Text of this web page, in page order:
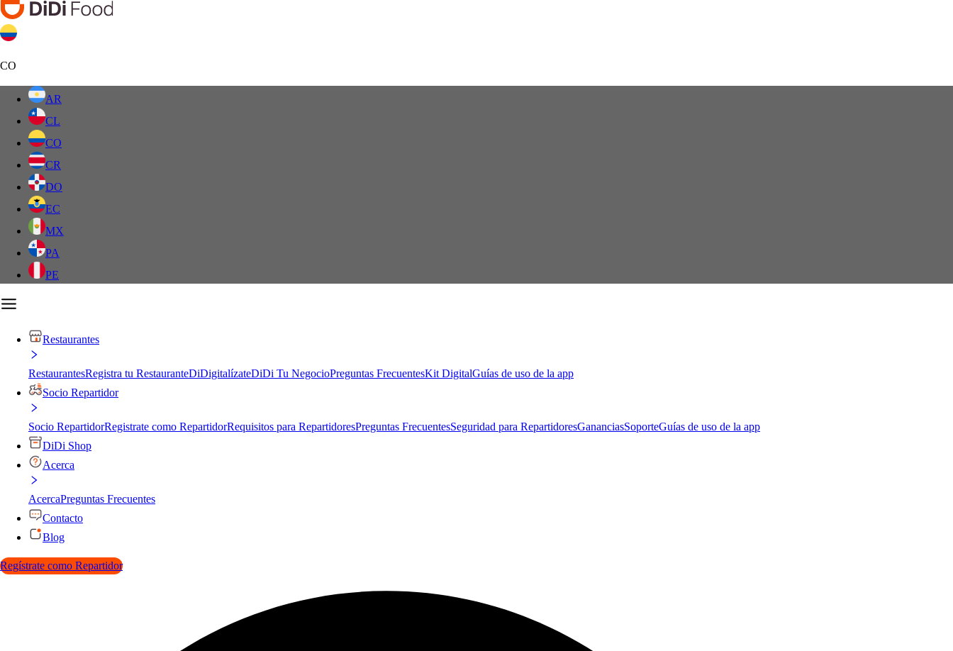
CO
AR
CL
CO
CR
DO
EC
MX
PA
PE
Restaurantes
RestaurantesRegistra tu RestauranteDiDigitalízateDiDi Tu NegocioPreguntas FrecuentesKit DigitalGuías de uso de la app
Socio Repartidor
Socio RepartidorRegistrate como RepartidorRequisitos para RepartidoresPreguntas FrecuentesSeguridad para RepartidoresGananciasSoporteGuías de uso de la app
DiDi Shop
Acerca
AcercaPreguntas Frecuentes
Contacto
Blog
Regístrate como Repartidor